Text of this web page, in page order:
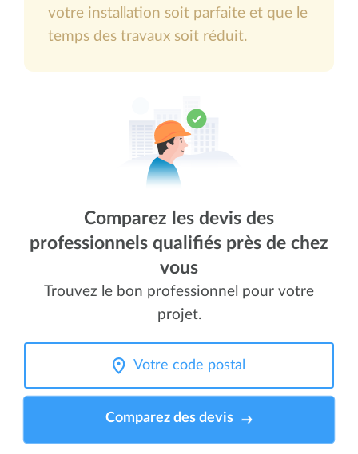
votre installation soit parfaite et que le
temps des travaux soit réduit.
Comparez les devis des
professionnels qualifiés près de chez
vous
Trouvez le bon professionnel pour votre
projet.
Comparez des devis